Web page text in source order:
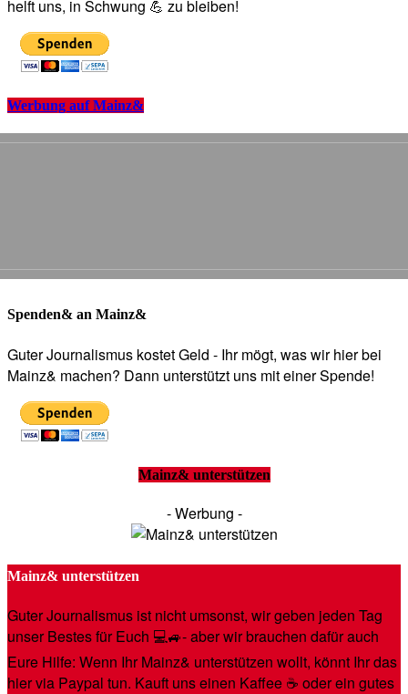
helft uns, in Schwung 💪 zu bleiben!
Werbung auf Mainz&
Spenden& an Mainz&
Guter Journalismus kostet Geld - Ihr mögt, was wir hier bei
Mainz& machen? Dann unterstützt uns mit einer Spende!
Mainz& unterstützen
- Werbung -
Mainz& unterstützen
Guter Journalismus ist nicht umsonst, wir geben jeden Tag
unser Bestes für Euch 💻🚙- aber wir brauchen dafür auch
Eure Hilfe: Wenn Ihr Mainz& unterstützen wollt, könnt Ihr das
hier via Paypal tun. Kauft uns einen Kaffee ☕️ oder ein gutes